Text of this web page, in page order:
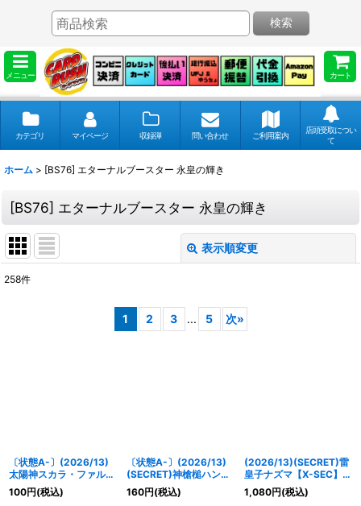
メニュー カート
検索
カテゴリ マイページ 収録弾 問い合わせ ご利用案内
店頭受取につい
て
ホーム > [BS76] エターナルブースター 永皇の輝き
[BS76] エターナルブースター 永皇の輝き
表示順変更
258件
1 2 3 ... 5 次»
〔状態A-〕(2026/13)
太陽神スカラ・ファルコ
ンΩ【CP】{BS76-
CP03}《緑》
100円(税込)
〔状態A-〕(2026/13)
(SECRET)神槍槌ハンマ
ースピア【R-SEC】
{BS76-068}《青》
160円(税込)
(2026/13)(SECRET)雷
皇子ナズマ【X-SEC】
{BS76-X11}《黄》
1,080円(税込)